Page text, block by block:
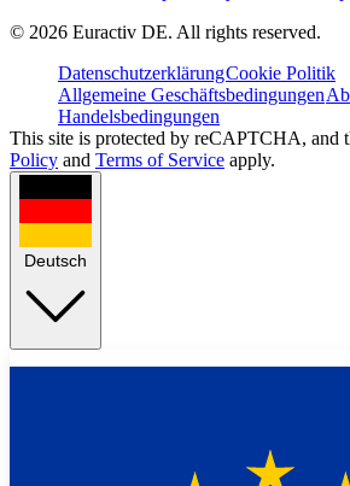
© 2026 Euractiv DE. All rights reserved.
DatenschutzerklärungCookie Politik
Allgemeine Geschäftsbedingungen
Handelsbedingungen
This site is protected by reCAPTCHA, and
Policy and Terms of Service apply.
Deutsch